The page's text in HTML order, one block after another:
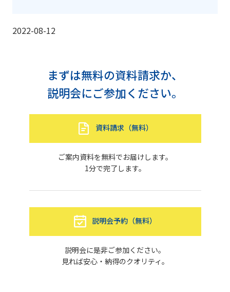
2022-08-12
まずは無料の資料請求か、
説明会にご参加ください。
資料請求（無料）
ご案内資料を無料でお届けします。
1分で完了します。
説明会予約（無料）
説明会に是非ご参加ください。
見れば安心・納得のクオリティ。